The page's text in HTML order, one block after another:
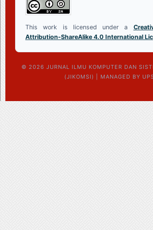
This work is licensed under a
Attribution-ShareAlike 4.0 International
© 2026 JURNAL ILMU KOMPUTER DAN
(JIKOMSI) | MANAGED BY